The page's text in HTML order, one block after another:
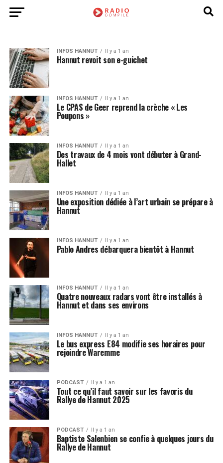
INFOS HANNUT Il y a 1 an
Hannut revoit son e-guichet
INFOS HANNUT Il y a 1 an
Le CPAS de Geer reprend la crèche « Les
Poupons »
INFOS HANNUT Il y a 1 an
Des travaux de 4 mois vont débuter à Grand-
Hallet
INFOS HANNUT Il y a 1 an
Une exposition dédiée à l’art urbain se prépare à
Hannut
INFOS HANNUT Il y a 1 an
Pablo Andres débarquera bientôt à Hannut
INFOS HANNUT Il y a 1 an
Quatre nouveaux radars vont être installés à
Hannut et dans ses environs
INFOS HANNUT Il y a 1 an
Le bus express E84 modifie ses horaires pour
rejoindre Waremme
PODCAST Il y a 1 an
Tout ce qu’il faut savoir sur les favoris du
Rallye de Hannut 2025
PODCAST Il y a 1 an
Baptiste Salenbien se confie à quelques jours du
Rallye de Hannut